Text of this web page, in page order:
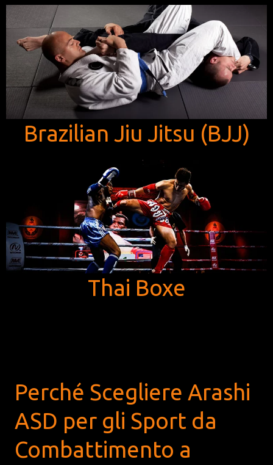
Brazilian Jiu Jitsu (BJJ)
Thai Boxe
Perché Scegliere Arashi
ASD per gli Sport da
Combattimento a